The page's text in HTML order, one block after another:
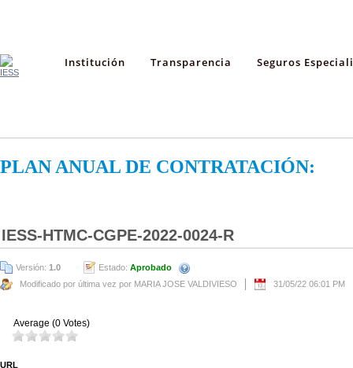
Institución Transparencia Seguros
PLAN ANUAL DE CONTRATACIÓN:
IESS-HTMC-CGPE-2022-0024-R
Versión: 1.0 Estado: Aprobado
Modificado por última vez por MARIA JOSE VALDIVIESO
31/05/22 06:01 PM
Average (0 Votes)
URL